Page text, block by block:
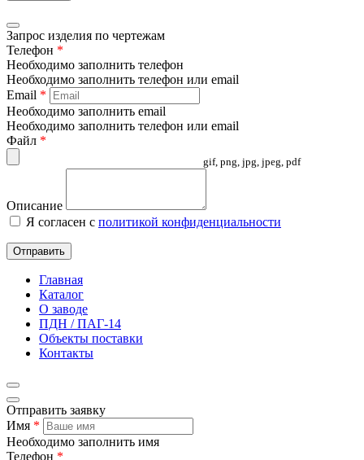
Запрос изделия по чертежам
Телефон *
Необходимо заполнить телефон
Необходимо заполнить телефон или email
Email *
Необходимо заполнить email
Необходимо заполнить телефон или email
Файл *
gif, png, jpg, jpeg, pdf
Описание
Я согласен с политикой конфиденциальности
Отправить
Главная
Каталог
О заводе
ПДН / ПАГ-14
Объекты поставки
Контакты
Отправить заявку
Имя *
Необходимо заполнить имя
Телефон *